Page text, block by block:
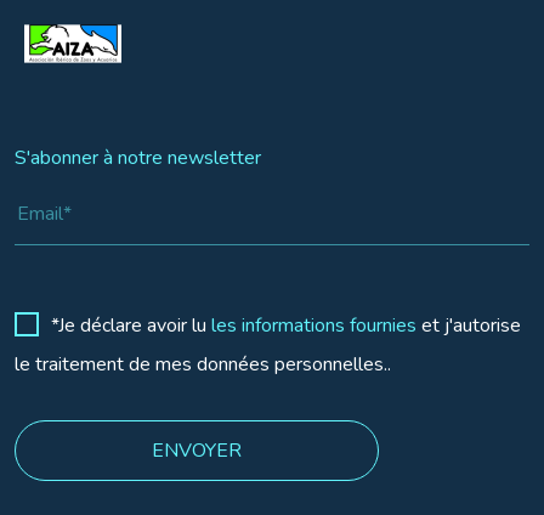
S'abonner à notre newsletter
*Je déclare avoir lu les informations fournies et j'autorise
le traitement de mes données personnelles..